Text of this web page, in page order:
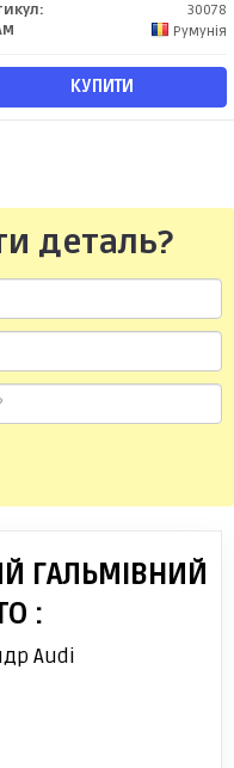
30078
Румунія
КУПИТИ
деталь?
ГАЛЬМІВНИЙ
:
Audi